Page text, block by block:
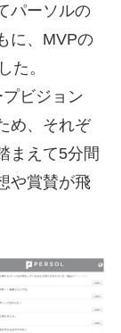
パーソルの
に、MVPの
た。
ビジョン
め、それぞ
まえて5分間
や賞賛が飛